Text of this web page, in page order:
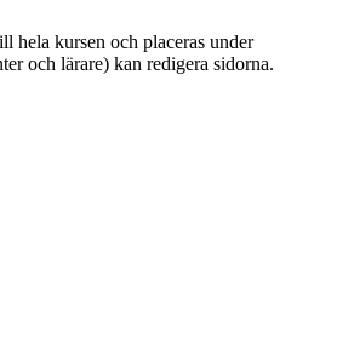
hela kursen och placeras under
och lärare) kan redigera sidorna.